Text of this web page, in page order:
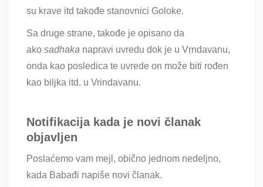
su krave itd takođe stanovnici Goloke.
Sa druge strane, takođe je opisano da
ako sadhaka napravi uvredu dok je u Vṛndavanu,
onda kao posledica te uvrede on može biti rođen
kao biljka itd. u Vrindavanu.
Notifikacija kada je novi članak
objavljen
Poslaćemo vam mejl, obično jednom nedeljno,
kada Babađi napiše novi članak.